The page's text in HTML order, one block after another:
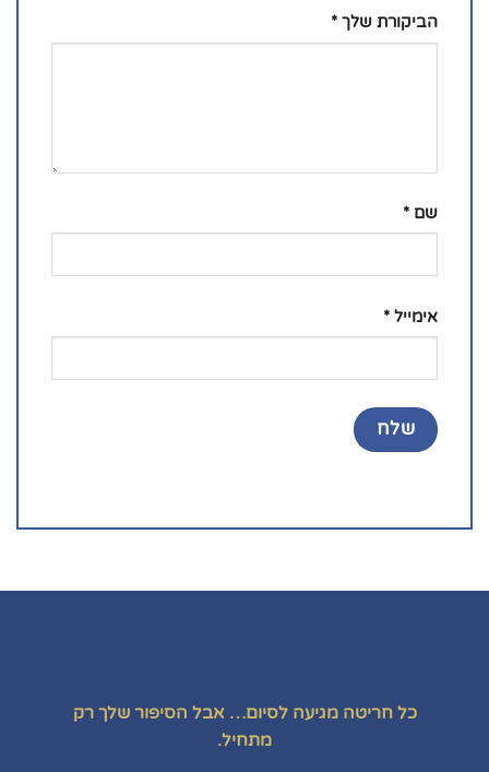
הביקורת שלך *
שם *
אימייל *
כל חריטה מגיעה לסיום… אבל הסיפור שלך רק
מתחיל.